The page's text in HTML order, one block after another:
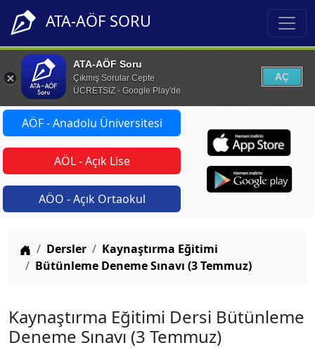
ATA-AÖF SORU
ATA-AÖF Soru
Çıkmış Sorular Cepte
ÜCRETSİZ - Google Play'de
AÇ
AÖF - Anadolu Üniversitesi
AÖL - Açık Lise
AÖO - Açık Ortaokul
Anasayfa
Dersler
Kaynaştırma Eğitimi
Bütünleme Deneme Sınavı (3 Temmuz)
Kaynaştırma Eğitimi Dersi Bütünleme
Deneme Sınavı (3 Temmuz)